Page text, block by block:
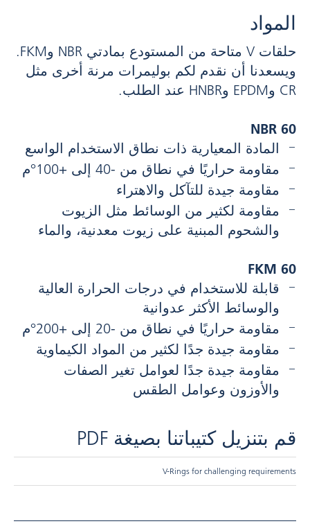
المواد
حلقات V متاحة من المستودع بمادتي NBR وFKM.
ويسعدنا أن نقدم لكم بوليمرات مرنة أخرى مثل
CR وEPDM وHNBR عند الطلب.
NBR 60
المادة المعيارية ذات نطاق الاستخدام الواسع
مقاومة حراريًا في نطاق من -40 إلى +100°م
مقاومة جيدة للتآكل والاهتراء
مقاومة لكثير من الوسائط مثل الزيوت
والشحوم المبنية على زيوت معدنية، والماء
FKM 60
قابلة للاستخدام في درجات الحرارة العالية
والوسائط الأكثر عدوانية
مقاومة حراريًا في نطاق من -20 إلى +200°م
مقاومة جيدة جدًا لكثير من المواد الكيماوية
مقاومة جيدة جدًا لعوامل تغير الصفات
والأوزون وعوامل الطقس
قم بتنزيل كتيباتنا بصيغة PDF
V-Rings for challenging requirements